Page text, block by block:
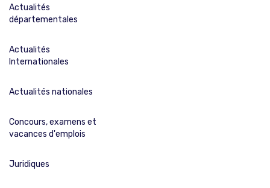
Actualités
départementales
Actualités
Internationales
Actualités nationales
Concours, examens et
vacances d'emplois
Juridiques